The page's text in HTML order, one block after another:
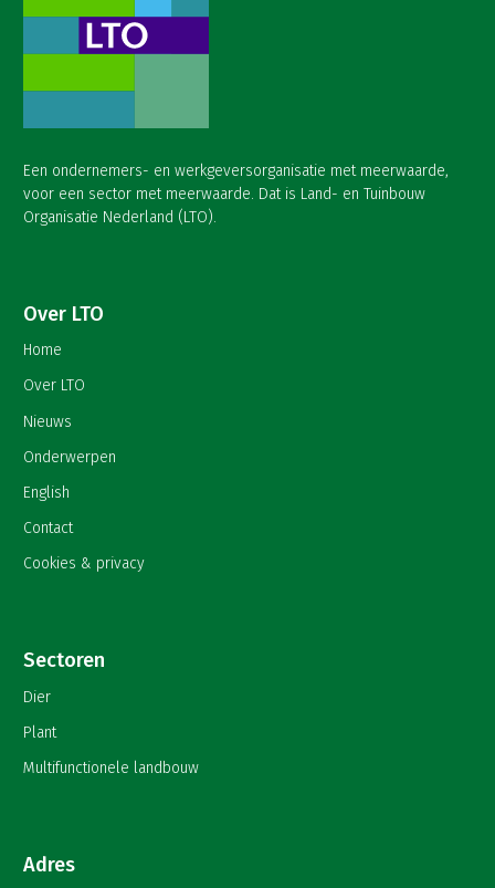
Een ondernemers- en werkgeversorganisatie met meerwaarde,
voor een sector met meerwaarde. Dat is Land- en Tuinbouw
Organisatie Nederland (LTO).
Over LTO
Home
Over LTO
Nieuws
Onderwerpen
English
Contact
Cookies & privacy
Sectoren
Dier
Plant
Multifunctionele landbouw
Adres